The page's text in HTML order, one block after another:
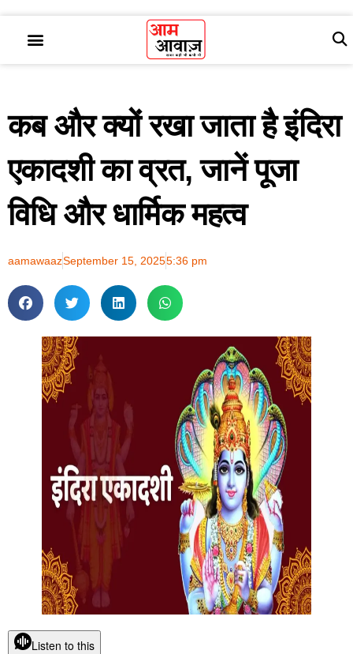
कब और क्यों रखा जाता है इंदिरा
एकादशी का व्रत, जानें पूजा
विधि और धार्मिक महत्व
aamawaazSeptember 15, 20255:36 pm
Listen to this